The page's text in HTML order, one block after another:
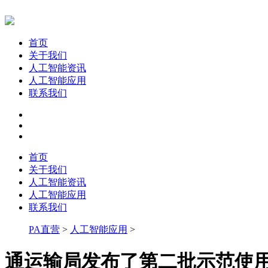
首页
关于我们
人工智能资讯
人工智能应用
联系我们
首页
关于我们
人工智能资讯
人工智能应用
联系我们
PA直营 > 人工智能应用 >
通运输局发布了第二批示范使